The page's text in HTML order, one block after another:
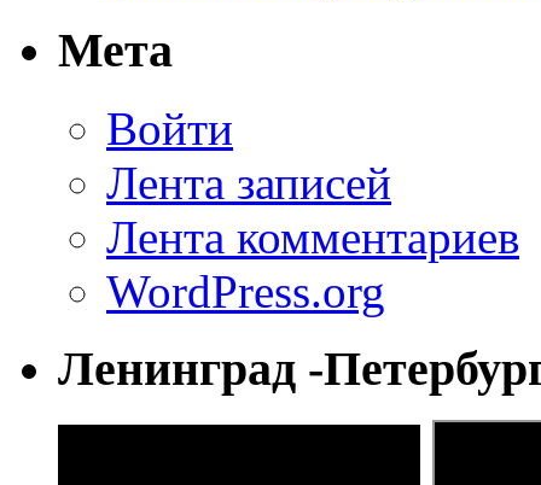
Мета
Войти
Лента записей
Лента комментариев
WordPress.org
Ленинград -